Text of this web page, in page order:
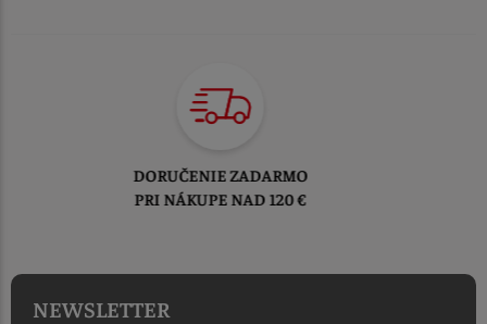
TOVAR ODOSIELAME
DO 1-2 PRACOVNÝCH DNÍ
NEWSLETTER